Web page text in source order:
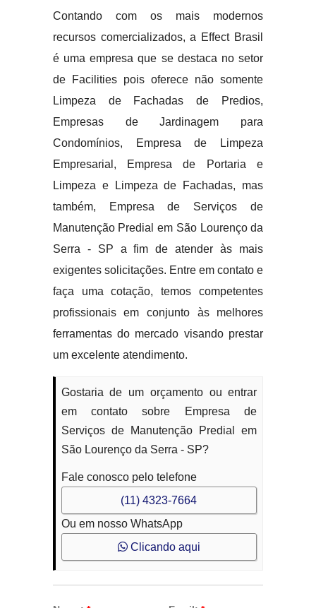
Contando com os mais modernos
recursos comercializados, a Effect Brasil
é uma empresa que se destaca no setor
de Facilities pois oferece não somente
Limpeza de Fachadas de Predios,
Empresas de Jardinagem para
Condomínios, Empresa de Limpeza
Empresarial, Empresa de Portaria e
Limpeza e Limpeza de Fachadas, mas
também, Empresa de Serviços de
Manutenção Predial em São Lourenço da
Serra - SP a fim de atender às mais
exigentes solicitações. Entre em contato e
faça uma cotação, temos competentes
profissionais em conjunto às melhores
ferramentas do mercado visando prestar
um excelente atendimento.
Gostaria de um orçamento ou entrar
em contato sobre Empresa de
Serviços de Manutenção Predial em
São Lourenço da Serra - SP?
Fale conosco pelo telefone
(11) 4323-7664
Ou em nosso WhatsApp
Clicando aqui